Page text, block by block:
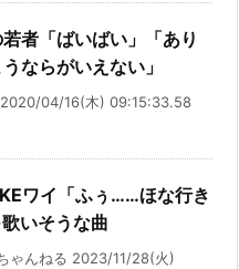
若者「ばいばい」「あり
ならがいえない」
2020/04/16(木) 09:15:33.58
ワイ「ふぅ……ほな行き
いそうな曲
ゃんねる 2023/11/28(火)